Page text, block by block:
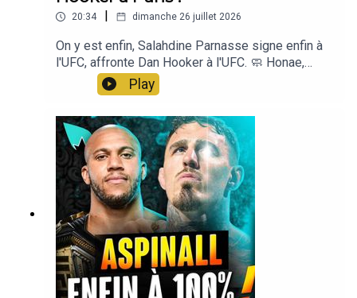
20:34 dimanche 26 juillet 2026
On y est enfin, Salahdine Parnasse signe enfin à
l'UFC, affronte Dan Hooker à l'UFC. 🧼 Honae,
notre savon artisanal & made in France, code
LASUEUR -10% : ⁠https://honae.fr⁠ 💪 Nutripure
-10% avec le code lasueur sur la 1ere commande
ET -10% cagnottés pour la deuxième, pour des
compléments made in France
⁠https://www.nutripure.fr/fr/
Play